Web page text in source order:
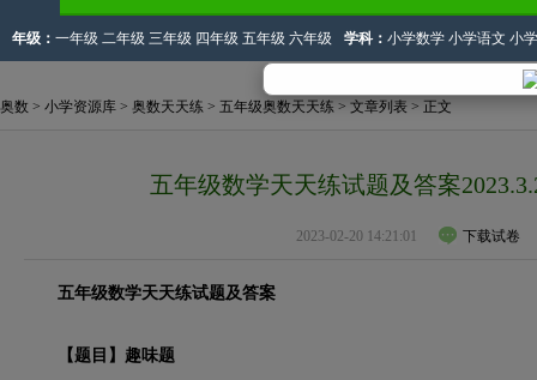
年级： 一年级 二年级 三年级 四年级 五年级 六年级 学科： 小学数学 小学语文 小
奥数 > 小学资源库 > 奥数天天练 > 五年级奥数天天练 > 文章列表 > 正文
五年级数学天天练试题及答案
2023-02-20 14:21:01 下载试卷
五年级数学天天练试题及答案
【题目】趣味题